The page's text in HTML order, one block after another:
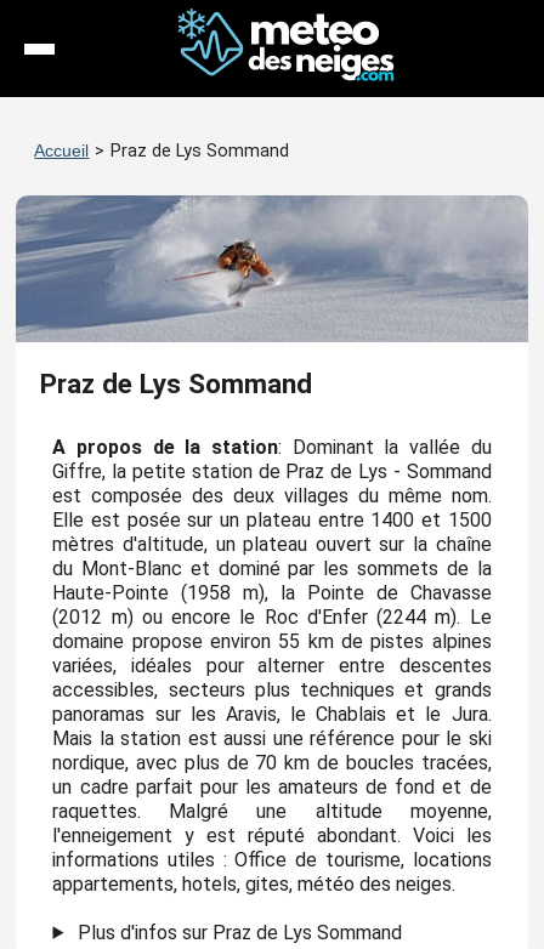
Stations
Webcams
Accueil > Praz de Lys Sommand
Praz de Lys Sommand
A propos de la station: Dominant la vallée du
Giffre, la petite station de Praz de Lys - Sommand
est composée des deux villages du même nom.
Elle est posée sur un plateau entre 1400 et 1500
mètres d'altitude, un plateau ouvert sur la chaîne
du Mont-Blanc et dominé par les sommets de la
Haute-Pointe (1958 m), la Pointe de Chavasse
(2012 m) ou encore le Roc d'Enfer (2244 m). Le
domaine propose environ 55 km de pistes alpines
variées, idéales pour alterner entre descentes
accessibles, secteurs plus techniques et grands
panoramas sur les Aravis, le Chablais et le Jura.
Mais la station est aussi une référence pour le ski
nordique, avec plus de 70 km de boucles tracées,
un cadre parfait pour les amateurs de fond et de
raquettes. Malgré une altitude moyenne,
l'enneigement y est réputé abondant. Voici les
informations utiles : Office de tourisme, locations
appartements, hotels, gites, météo des neiges.
Plus d'infos sur Praz de Lys Sommand